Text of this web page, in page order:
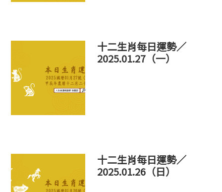
十二生肖每日運勢／
2025.01.27（一）
十二生肖每日運勢／
2025.01.26（日）